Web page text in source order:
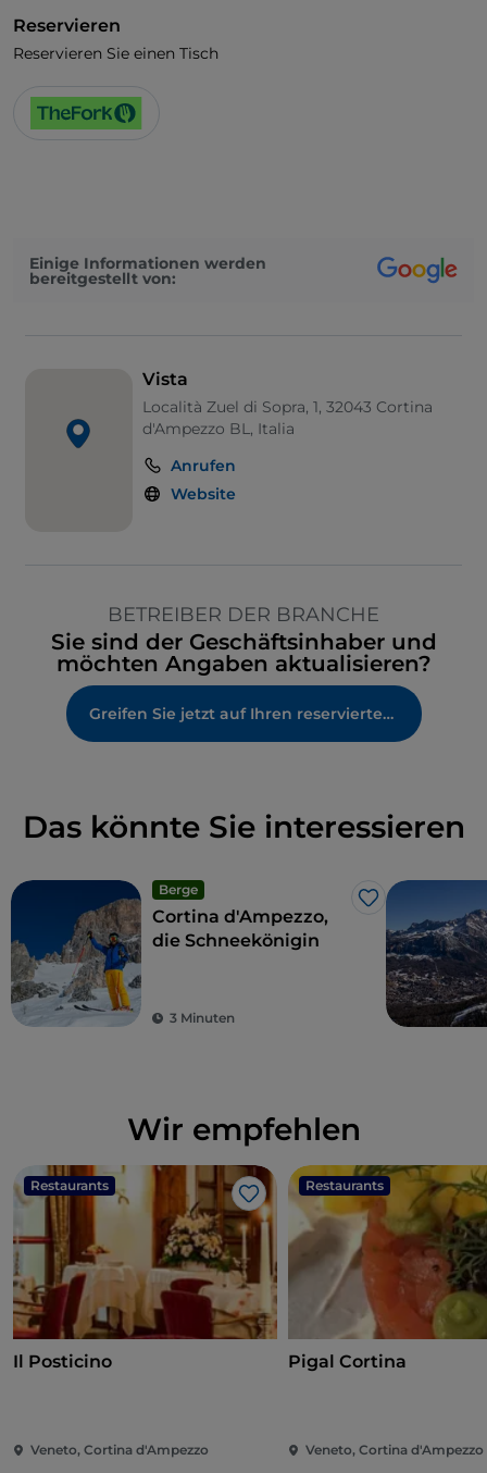
Reservieren
Reservieren Sie einen Tisch
Einige Informationen werden
bereitgestellt von:
Vista
Località Zuel di Sopra, 1, 32043 Cortina
d'Ampezzo BL, Italia
Anrufen
Website
BETREIBER DER BRANCHE
Sie sind der Geschäftsinhaber und
möchten Angaben aktualisieren?
Greifen Sie jetzt auf Ihren reservierten Bereich zu
Das könnte Sie interessieren
Berge
Like
Cortina d'Ampezzo,
die Schneekönigin
3 Minuten
Wir empfehlen
Restaurants
Like
Il Posticino
Veneto, Cortina d'Ampezzo
Restaurants
Pigal Cortina
Veneto, Cortina d'Ampezzo